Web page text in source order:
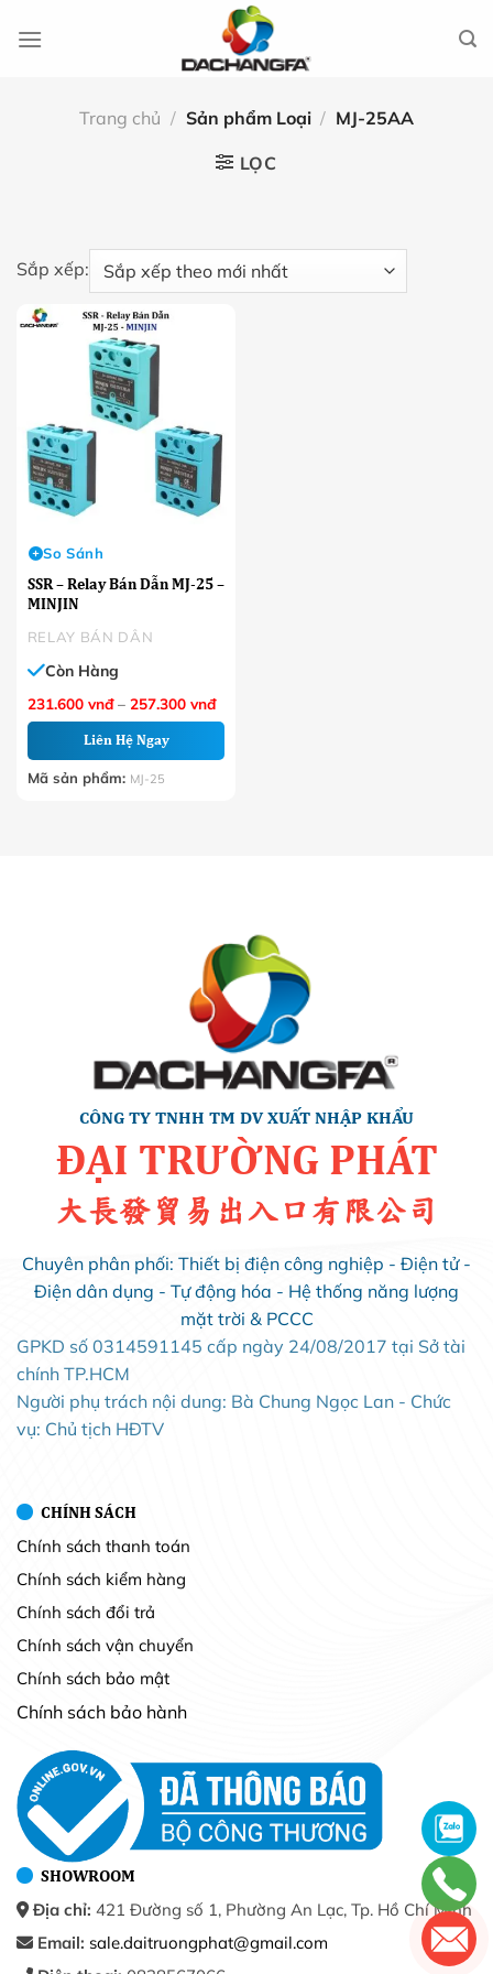
đến
Trang chủ / Sản phẩm Loại / MJ-25AA
LỌC
Sắp xếp:
RELAY BÁN DẪN
SSR – Relay Bán Dẫn MJ-25 –
MINJIN
So Sánh
Còn Hàng
231.600 vnđ – 257.300 vnđKhoảng
từ
đến
Liên Hệ Ngay
Mã sản phẩm: MJ-25
CÔNG TY TNHH TM DV XUẤT NHẬP KHẨU
ĐẠI TRƯỜNG PHÁT
大長發貿易出入口有限公司
Chuyên phân phối: Thiết bị điện công nghiệp - Điện tử -
Điện dân dụng - Tự động hóa - Hệ thống năng lượng
mặt trời & PCCC
GPKD số 0314591145 cấp ngày 24/08/2017 tại Sở tài
chính TP.HCM
Người phụ trách nội dung: Bà Chung Ngọc Lan - Chức
vụ: Chủ tịch HĐTV
CHÍNH SÁCH
Chính sách thanh toán
Chính sách kiểm hàng
Chính sách đổi trả
Chính sách vận chuyển
Chính sách bảo mật
Chính sách bảo hành
SHOWROOM
Địa chỉ: 421 Đường số 1, Phường An Lạc, Tp. Hồ Chí Minh
Email: sale.daitruongphat@gmail.com